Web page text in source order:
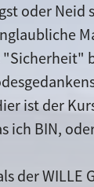
oder Neid
"Sicherheit"
ist der
ich BIN,
der WILLE